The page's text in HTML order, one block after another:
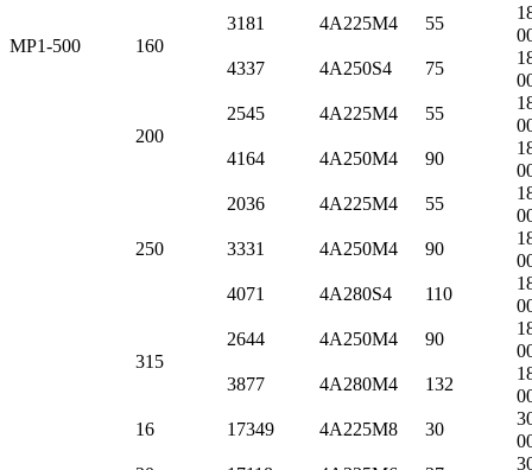
МР1-500 160
3181 4А225M4 55
4337
4А250S4 75
200
2545 4А225M4 55
4164
4А250M4 90
250
2036 4А225M4 55
3331
4А250M4 90
4071
4А280S4 110
315
2644 4А250M4 90
3877
4А280M4 132
16 17349 4А225M8 30